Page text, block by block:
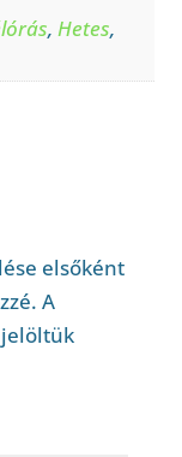
,Hetes,
elsőként
A